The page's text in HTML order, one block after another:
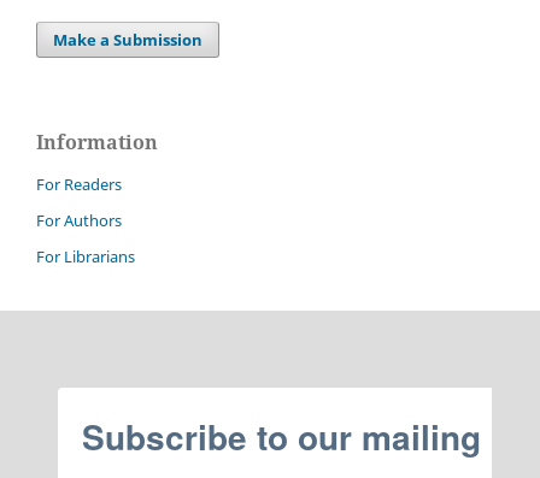
Make a Submission
Information
For Readers
For Authors
For Librarians